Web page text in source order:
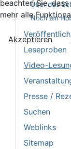
Über das
Noch ein
Leseproben
Video-
Presse /
Suchen
Weblinks
Sitemap
beachten Sie,
mehr alle
Akzeptieren